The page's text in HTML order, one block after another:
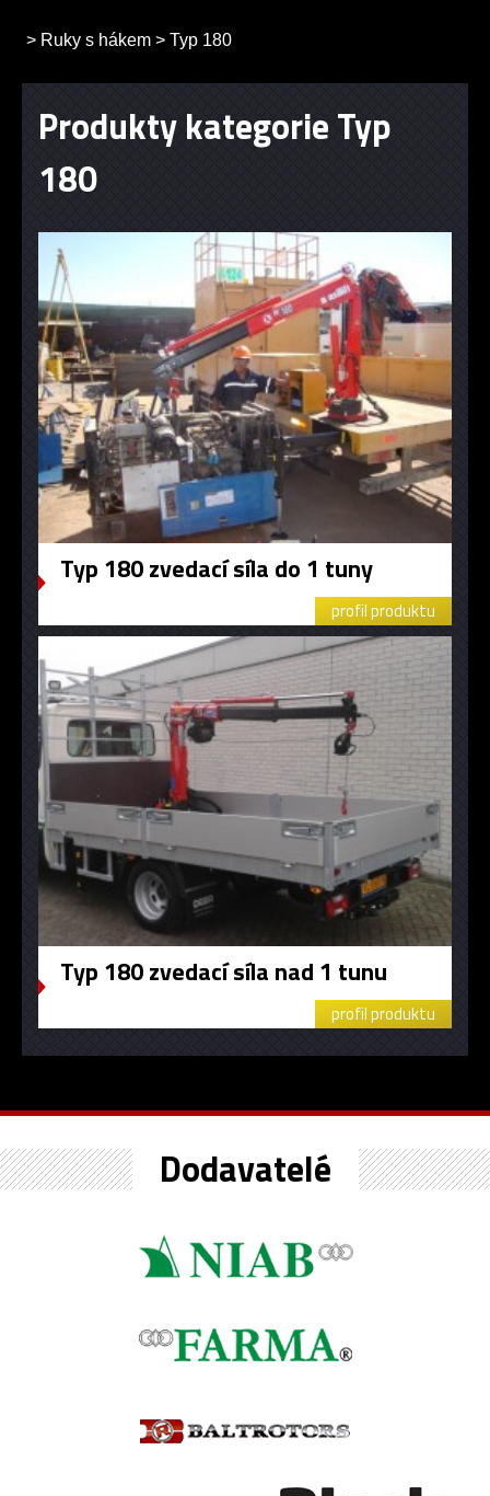
> Ruky s hákem > Typ 180
Produkty kategorie Typ
180
Typ 180 zvedací síla do 1 tuny
profil produktu
Typ 180 zvedací síla nad 1 tunu
profil produktu
Dodavatelé